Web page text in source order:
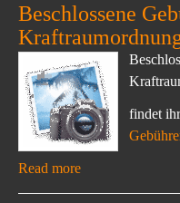
Beschlossene
findet
Read more